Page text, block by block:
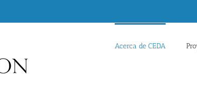
Acerca de CEDA